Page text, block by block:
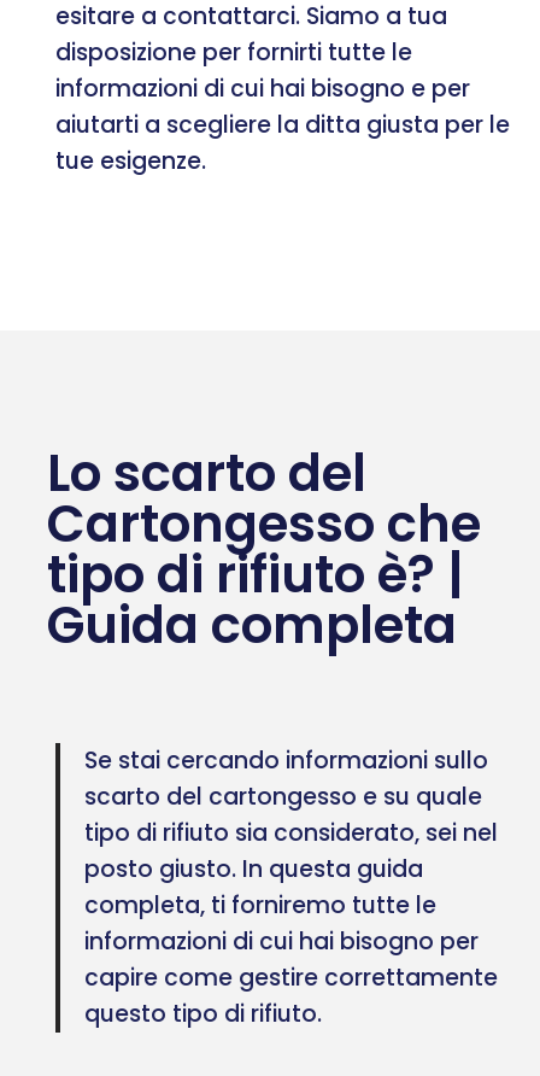
esitare a contattarci. Siamo a tua
disposizione per fornirti tutte le
informazioni di cui hai bisogno e per
aiutarti a scegliere la ditta giusta per le
tue esigenze.
Lo scarto del
Cartongesso che
tipo di rifiuto è? |
Guida completa
Se stai cercando informazioni sullo
scarto del cartongesso e su quale
tipo di rifiuto sia considerato, sei nel
posto giusto. In questa guida
completa, ti forniremo tutte le
informazioni di cui hai bisogno per
capire come gestire correttamente
questo tipo di rifiuto.